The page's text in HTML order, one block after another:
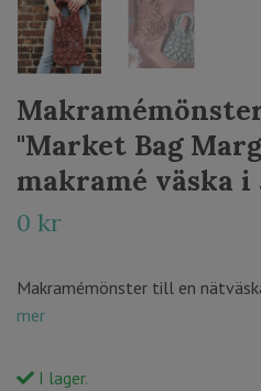
"Market Bag
makramé väska
0 kr
Makramémönster till en
mer
I lager.